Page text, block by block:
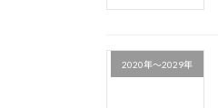
2020年～2029年